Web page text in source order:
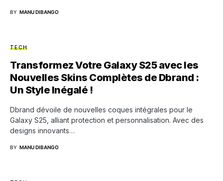
BY MANU DIBANGO
TECH
Transformez Votre Galaxy S25 avec les
Nouvelles Skins Complètes de Dbrand :
Un Style Inégalé !
Dbrand dévoile de nouvelles coques intégrales pour le
Galaxy S25, alliant protection et personnalisation. Avec des
designs innovants…
BY MANU DIBANGO